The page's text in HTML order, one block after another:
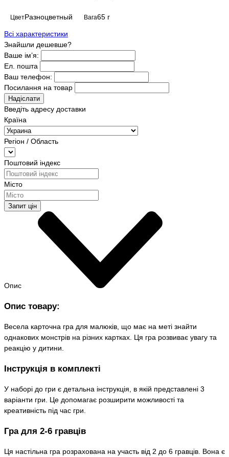
ЦветРазноцветный Вага65 г
Всі характеристики
Знайшли дешевше?
Ваше ім’я:
Ел. пошта
Ваш телефон:
Посилання на товар
Надіслати
Введіть адресу доставки
Країна
Регіон / Область
Поштовий індекс
Місто
Запит цін
Опис
Опис товару:
Весела карточна гра для малюків, що має на меті знайти
однакових монстрів на різних картках. Ця гра розвиває увагу та
реакцію у дитини.
Інструкція в комплекті
У наборі до гри є детальна інструкція, в якій представлені 3
варіанти гри. Це допомагає розширити можливості та
креативність під час гри.
Гра для 2-6 гравців
Ця настільна гра розрахована на участь від 2 до 6 гравців. Вона є